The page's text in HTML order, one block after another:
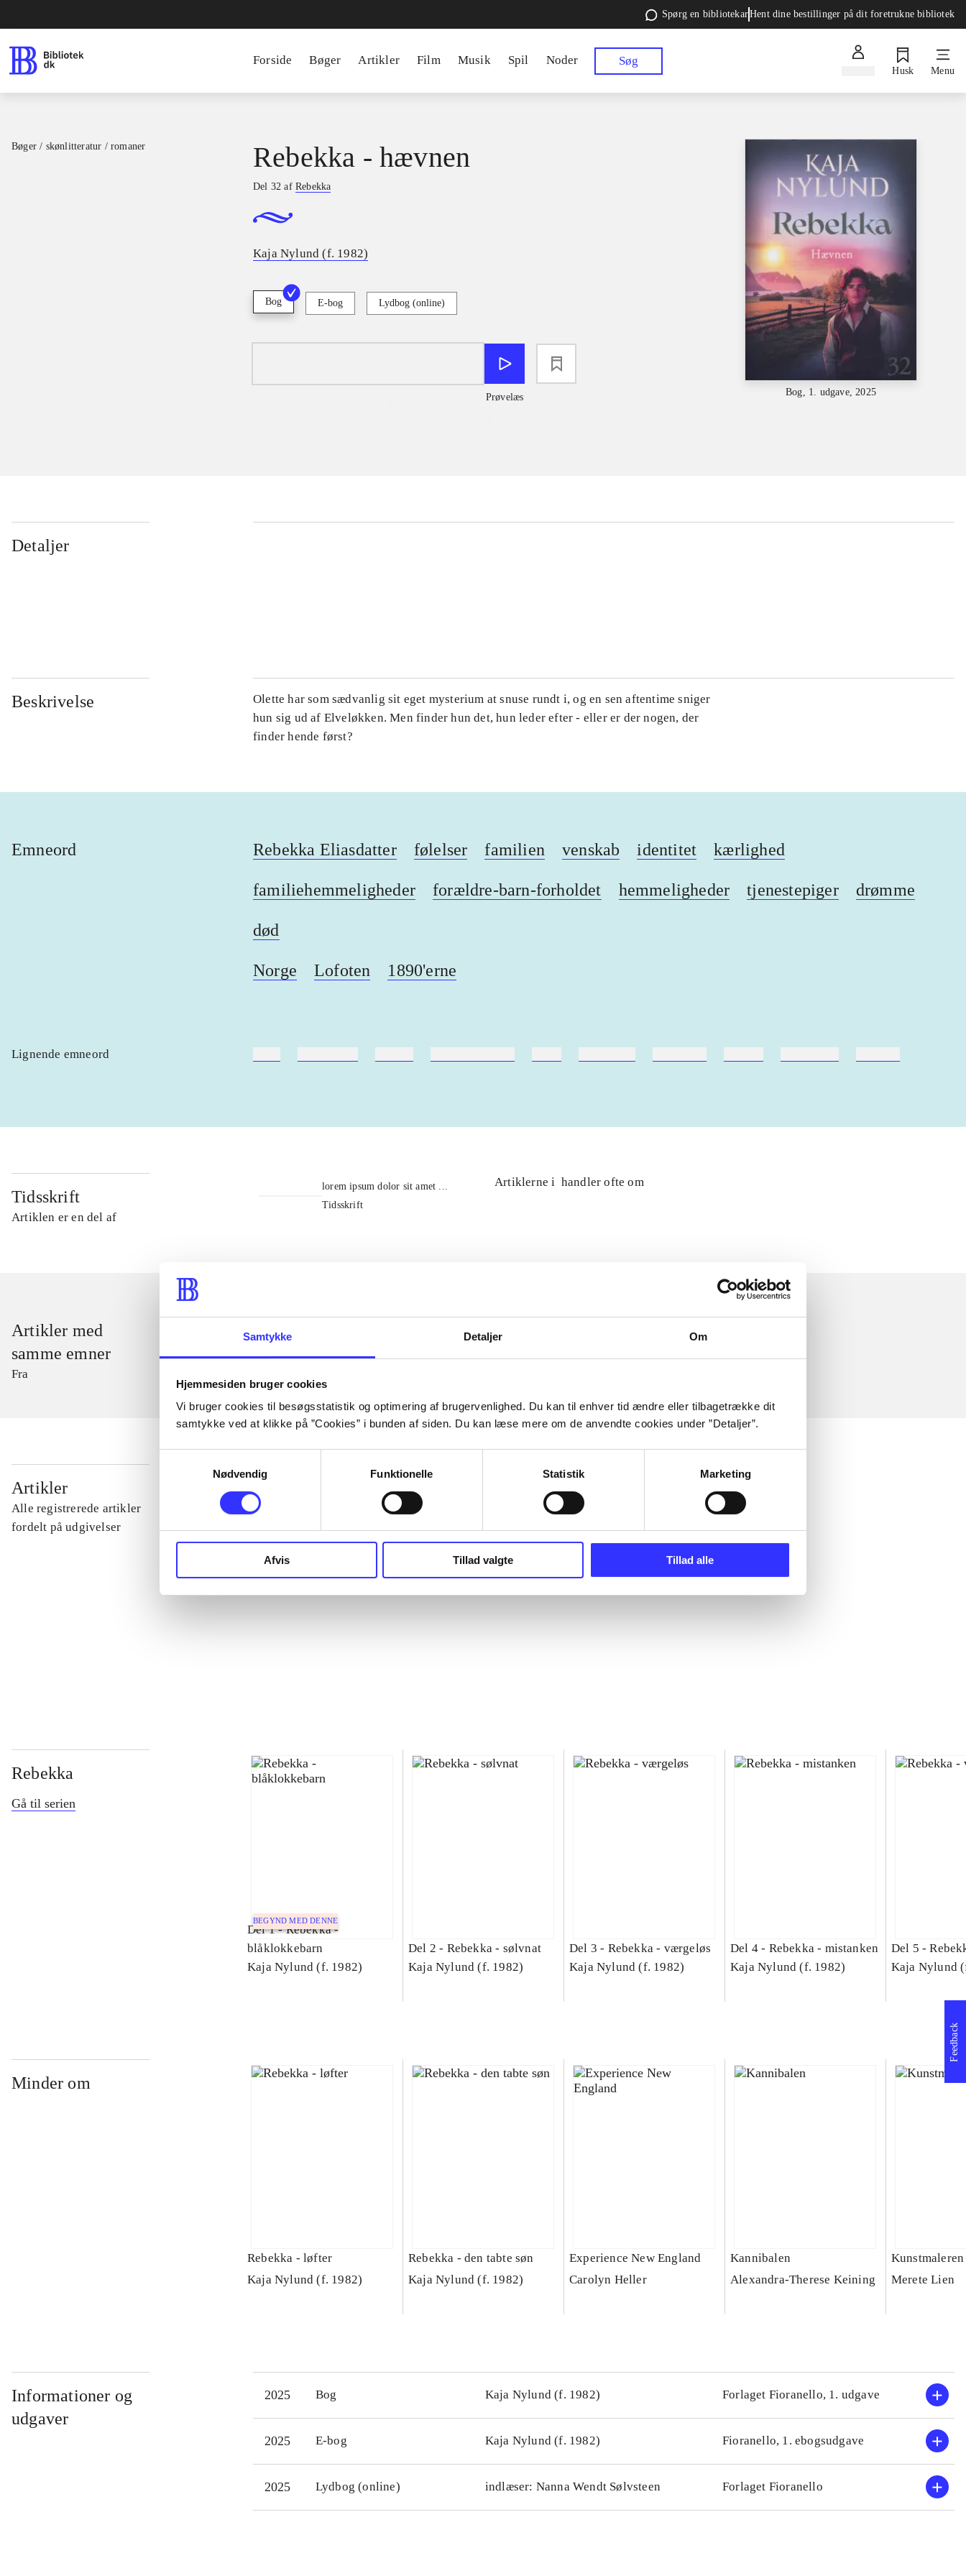
Samtykke Detaljer Om
Hjemmesiden bruger cookies
Vi bruger cookies til besøgsstatistik og optimering af brugervenlighed. Du kan til enhver tid ændre eller tilbagetrække dit
samtykke ved at klikke på ”Cookies” i bunden af siden. Du kan læse mere om de anvendte cookies under ”Detaljer”.
Nødvendig
Funktionelle Statistik Marketing
Afvis Tillad valgte Tillad alle
Spørg en bibliotekarHent dine bestillinger på dit foretrukne bibliotek
Forside Bøger Artikler Film Musik Spil Noder Søg
Husk Menu
Bøger / skønlitteratur / romaner
Bog, 1. udgave, 2025
Rebekka - hævnen
Del 32 afRebekka
Kaja Nylund (f. 1982)
Bog E-bog Lydbog (online)
Prøvelæs
Detaljer
Beskrivelse
Olette har som sædvanlig sit eget mysterium at snuse rundt i, og en sen aftentime sniger
hun sig ud af Elveløkken. Men finder hun det, hun leder efter - eller er der nogen, der
finder hende først?
Emneord Rebekka Eliasdatter følelser familien venskab identitet kærlighed
familiehemmeligheder forældre-barn-forholdet hemmeligheder tjenestepiger drømme
død
Norge Lofoten 1890'erne
Lignende emneord
Tidsskrift
Artiklen er en del af
lorem ipsum dolor sit amet ...
Tidsskrift
Artiklerne i handler ofte om
Artikler med
samme emner
Fra
Artikler
Alle registrerede artikler
fordelt på udgivelser
...
Rebekka
Gå til serien
BEGYND MED DENNE
Del 1 -Rebekka -
blåklokkebarn
Kaja Nylund (f. 1982)
Del 2 - Rebekka - sølvnat
Kaja Nylund (f. 1982)
Del 3 - Rebekka - værgeløs
Kaja Nylund (f. 1982)
Del 4 - Rebekka - mistanken
Kaja Nylund (f. 1982)
Del 5 -
Kaja Nylund
Minder om
Rebekka - løfter
Kaja Nylund (f. 1982)
Rebekka - den tabte søn
Kaja Nylund (f. 1982)
Experience New England
Carolyn Heller
Kannibalen
Alexandra-Therese Keining
Kunstmaleren
Merete Lien
Informationer og
udgaver
2025 Bog Kaja Nylund (f. 1982) Forlaget Fioranello, 1. udgave
2025 E-bog Kaja Nylund (f. 1982) Fioranello, 1. ebogsudgave
2025 Lydbog (online) indlæser: Nanna Wendt Sølvsteen Forlaget Fioranello
Feedback